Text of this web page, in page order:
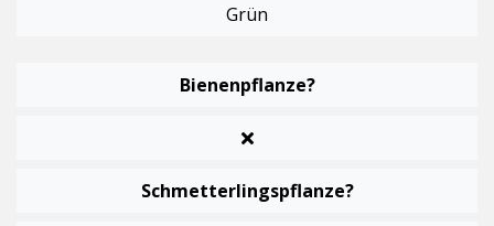
Grün
Bienenpflanze?
Schmetterlingspflanze?